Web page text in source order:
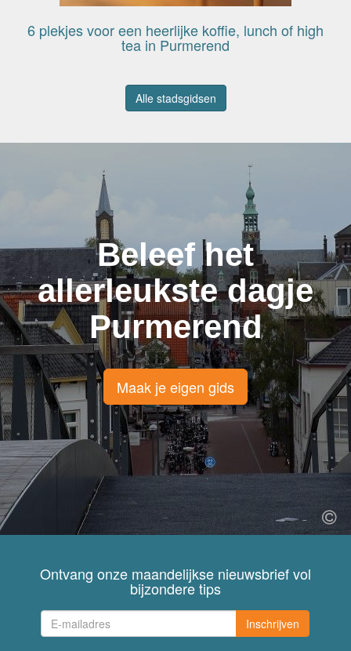
6 plekjes voor een heerlijke koffie, lunch of high
tea in Purmerend
Alle stadsgidsen
Beleef het
allerleukste dagje
Purmerend
Maak je eigen gids
Ontvang onze maandelijkse nieuwsbrief vol
bijzondere tips
Inschrijven